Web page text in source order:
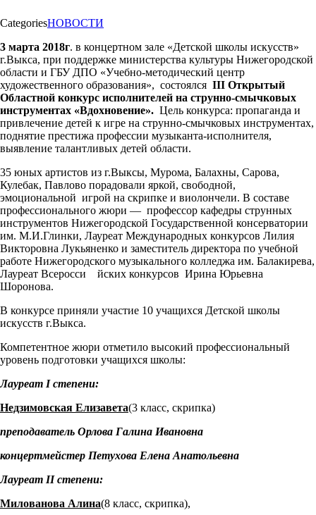
CategoriesНОВОСТИ
3 марта 2018г. в концертном зале «Детской школы искусств»
г.Выкса, при поддержке министерства культуры Нижегородской
области и ГБУ ДПО «Учебно-методический центр
художественного образования», состоялся III Открытый
Областной конкурс исполнителей на струнно-смычковых
инструментах «Вдохновение». Цель конкурса: пропаганда и
привлечение детей к игре на струнно-смычковых инструментах,
поднятие престижа профессии музыканта-исполнителя,
выявление талантливых детей области.
35 юных артистов из г.Выксы, Мурома, Балахны, Сарова,
Кулебак, Павлово порадовали яркой, свободной,
эмоциональной игрой на скрипке и виолончели. В составе
профессионального жюри — профессор кафедры струнных
инструментов Нижегородской Государственной консерватории
им. М.И.Глинки, Лауреат Международных конкурсов Лилия
Викторовна Лукьяненко и заместитель директора по учебной
работе Нижегородского музыкального колледжа им. Балакирева,
Лауреат Всеросси йских конкурсов Ирина Юрьевна
Шоронова.
В конкурсе приняли участие 10 учащихся Детской школы
искусств г.Выкса.
Компетентное жюри отметило высокий профессиональный
уровень подготовки учащихся школы:
Лауреат Iстепени:
Недзимовская Елизавета(3 класс, скрипка)
преподаватель Орлова Галина Ивановна
концертмейстер Петухова Елена Анатольевна
Лауреат IIстепени:
Милованова Алина(8 класс, скрипка),